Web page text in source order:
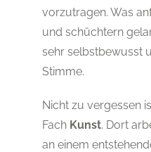
vorzutragen. Was
und schüchtern
sehr selbstbewusst
Stimme.
Nicht zu vergessen
Fach Kunst. Dort
an einem